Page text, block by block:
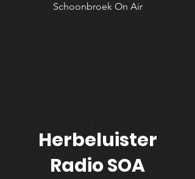
Schoonbroek On Air
Herbeluister
Radio SOA